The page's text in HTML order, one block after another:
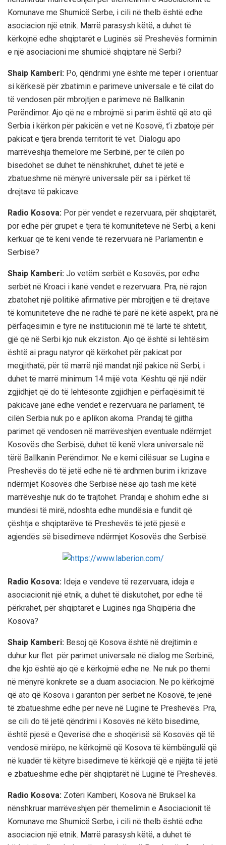
Komunave me Shumicë Serbe, i cili në thelb është edhe
asociacion një etnik. Marrë parasysh këtë, a duhet të
kërkojnë edhe shqiptarët e Luginës së Preshevës formimin
e një asociacioni me shumicë shqiptare në Serbi?
Shaip Kamberi: Po, qëndrimi ynë është më tepër i orientuar
si kërkesë për zbatimin e parimeve universale e të cilat do
të vendosen për mbrojtjen e parimeve në Ballkanin
Perëndimor. Ajo që ne e mbrojmë si parim është që ato që
Serbia i kërkon për pakicën e vet në Kosovë, t’i zbatojë për
pakicat e tjera brenda territorit të vet. Dialogu apo
marrëveshja themelore me Serbinë, për të cilën po
bisedohet se duhet të nënshkruhet, duhet të jetë e
zbatueshme në mënyrë universale për sa i përket të
drejtave të pakicave.
Radio Kosova: Por për vendet e rezervuara, për shqiptarët,
por edhe për grupet e tjera të komuniteteve në Serbi, a keni
kërkuar që të keni vende të rezervuara në Parlamentin e
Serbisë?
Shaip Kamberi: Jo vetëm serbët e Kosovës, por edhe
serbët në Kroaci i kanë vendet e rezervuara. Pra, në rajon
zbatohet një politikë afirmative për mbrojtjen e të drejtave
të komuniteteve dhe në radhë të parë në këtë aspekt, pra në
përfaqësimin e tyre në institucionin më të lartë të shtetit,
gjë që në Serbi kjo nuk ekziston. Ajo që është si lehtësim
është ai pragu natyror që kërkohet për pakicat por
megjithatë, për të marrë një mandat një pakice në Serbi, i
duhet të marrë minimum 14 mijë vota. Kështu që një ndër
zgjidhjet që do të lehtësonte zgjidhjen e përfaqësimit të
pakicave janë edhe vendet e rezervuara në parlament, të
cilën Serbia nuk po e aplikon akoma. Prandaj të gjitha
parimet që vendosen në marrëveshjen eventuale ndërmjet
Kosovës dhe Serbisë, duhet të kenë vlera universale në
tërë Ballkanin Perëndimor. Ne e kemi cilësuar se Lugina e
Preshevës do të jetë edhe në të ardhmen burim i krizave
ndërmjet Kosovës dhe Serbisë nëse ajo tash me këtë
marrëveshje nuk do të trajtohet. Prandaj e shohim edhe si
mundësi të mirë, ndoshta edhe mundësia e fundit që
çështja e shqiptarëve të Preshevës të jetë pjesë e
agjendës së bisedimeve ndërmjet Kosovës dhe Serbisë.
Radio Kosova: Ideja e vendeve të rezervuara, ideja e
asociacionit një etnik, a duhet të diskutohet, por edhe të
përkrahet, për shqiptarët e Luginës nga Shqipëria dhe
Kosova?
Shaip Kamberi: Besoj që Kosova është në drejtimin e
duhur kur flet për parimet universale në dialog me Serbinë,
dhe kjo është ajo që e kërkojmë edhe ne. Ne nuk po themi
në mënyrë konkrete se a duam asociacion. Ne po kërkojmë
që ato që Kosova i garanton për serbët në Kosovë, të jenë
të zbatueshme edhe për neve në Luginë të Preshevës. Pra,
se cili do të jetë qëndrimi i Kosovës në këto bisedime,
është pjesë e Qeverisë dhe e shoqërisë së Kosovës që të
vendosë mirëpo, ne kërkojmë që Kosova të këmbëngulë që
në kuadër të këtyre bisedimeve të kërkojë që e njëjta të jetë
e zbatueshme edhe për shqiptarët në Luginë të Preshevës.
Radio Kosova: Zotëri Kamberi, Kosova në Bruksel ka
nënshkruar marrëveshjen për themelimin e Asociacionit të
Komunave me Shumicë Serbe, i cili në thelb është edhe
asociacion një etnik. Marrë parasysh këtë, a duhet të